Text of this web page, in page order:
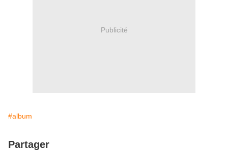
Publicité
#album
Partager